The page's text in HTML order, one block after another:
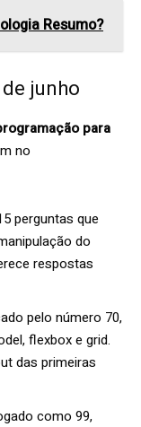
Resumo?
junho
para
no
perguntas que
do
respostas
pelo número 70,
flexbox e grid.
das primeiras
como 99,